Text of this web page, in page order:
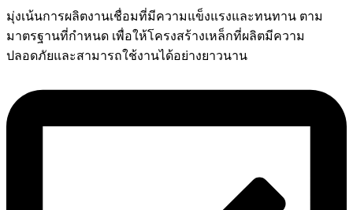
มุ่งเน้นการผลิตงานเชื่อมที่มีความแข็งแรงและทนทาน ตาม
มาตรฐานที่กำหนด เพื่อให้โครงสร้างเหล็กที่ผลิตมีความ
ปลอดภัยและสามารถใช้งานได้อย่างยาวนาน